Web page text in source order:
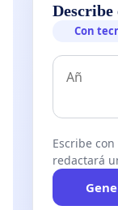
Describe
Con
Escribe
redactará